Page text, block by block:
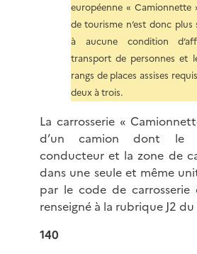
européenne « Camionnette
de tourisme n’est donc plus
à aucune condition
transport de personnes et
rangs de places assises
deux à trois.
La carrosserie «
d’un camion dont le
conducteur et la zone de
dans une seule et même
par le code de carrosserie
renseigné à la rubrique J2 du
140